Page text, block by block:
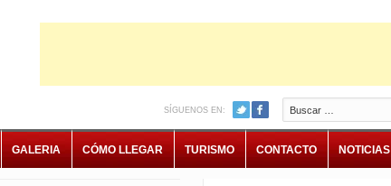
Buscar
SÍGUENOS EN:
GALERIA CÓMO LLEGAR TURISMO CONTACTO NOTICIAS